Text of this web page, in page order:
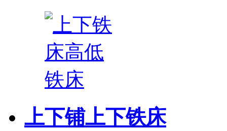
上下铺上下铁床